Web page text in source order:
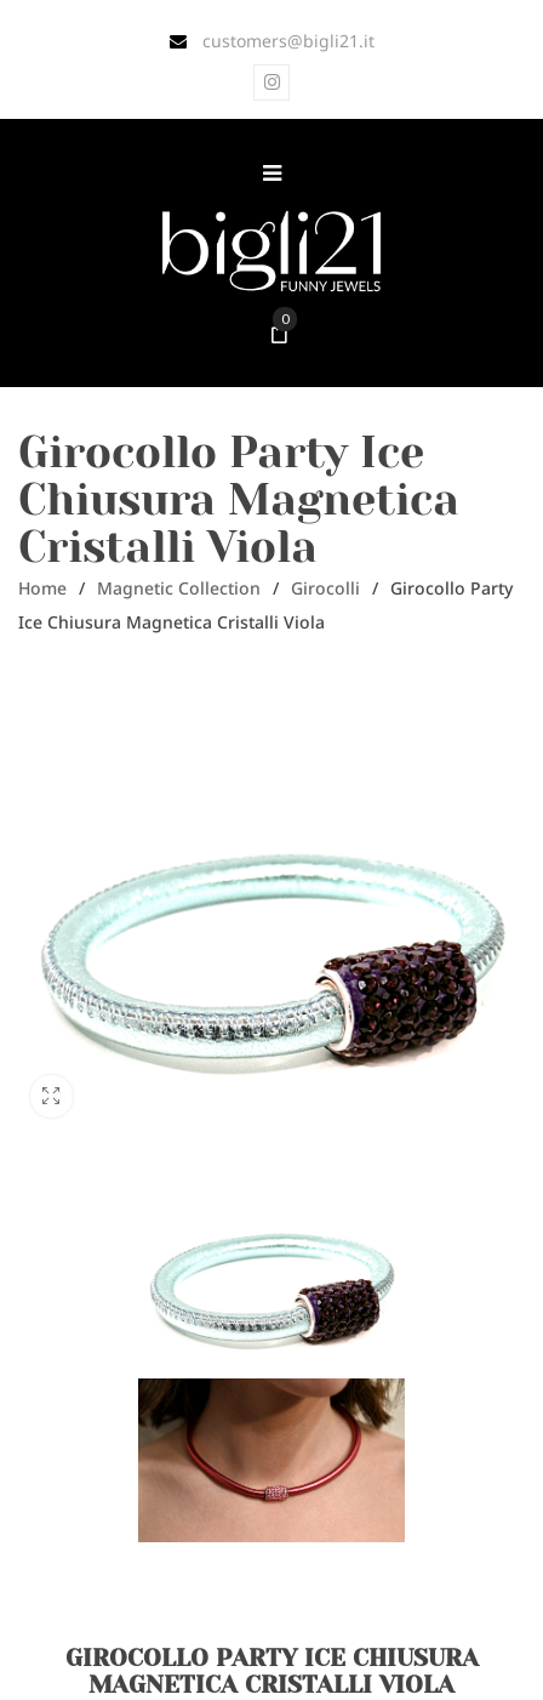
customers@bigli21.it
0
Girocollo Party Ice
Chiusura Magnetica
Cristalli Viola
Home / Magnetic Collection / Girocolli / Girocollo Party
Ice Chiusura Magnetica Cristalli Viola
GIROCOLLO PARTY ICE CHIUSURA
MAGNETICA CRISTALLI VIOLA